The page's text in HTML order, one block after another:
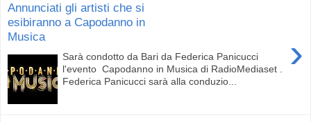
Annunciati gli artisti che si
esibiranno a Capodanno in
Musica
›
Sarà condotto da Bari da Federica Panicucci
l'evento Capodanno in Musica di RadioMediaset .
Federica Panicucci sarà alla conduzio...